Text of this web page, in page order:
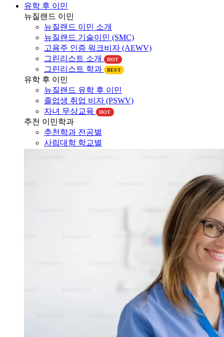
뉴질랜드 이민
뉴질랜드 이민 소개
뉴질랜드 기술이민 (SMC)
고용주 인증 워크비자 (AEWV)
그린리스트 소개
HOT
그린리스트 학과 BEST
유학 후 이민
뉴질랜드 유학 후 이민
졸업생 취업 비자 (PSWV)
자녀 무상교육
HOT
추천 이민학과
추천학과 전공별
사립대학 학교별